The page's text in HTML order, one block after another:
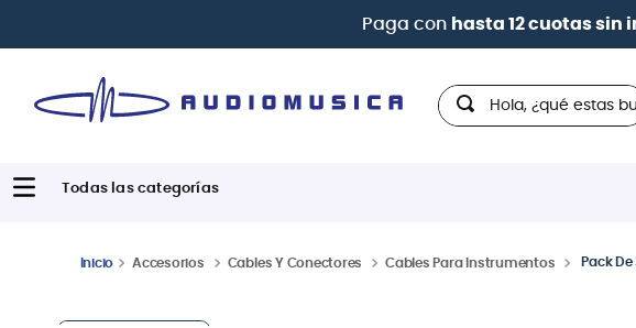
| Paga en
Hola, ¿qué estas
Accesorios Cables Y Conectores Cables Para Instrumentos Pack